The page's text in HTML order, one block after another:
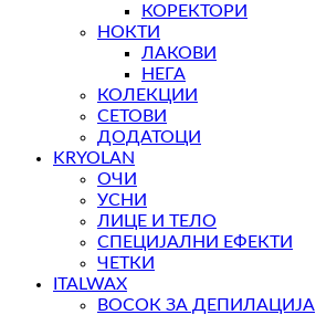
КОРЕКТОРИ
НОКТИ
ЛАКОВИ
НЕГА
КОЛЕКЦИИ
СЕТОВИ
ДОДАТОЦИ
KRYOLAN
ОЧИ
УСНИ
ЛИЦЕ И ТЕЛО
СПЕЦИЈАЛНИ ЕФЕКТИ
ЧЕТКИ
ITALWAX
ВОСОК ЗА ДЕПИЛАЦИЈА